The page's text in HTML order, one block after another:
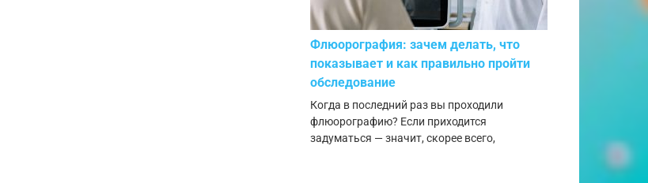
Флюорография: зачем делать, что
показывает и как правильно пройти
обследование
Когда в последний раз вы проходили
флюорографию? Если приходится
задуматься — значит, скорее всего,